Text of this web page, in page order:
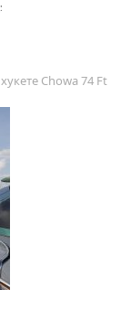
Chowa 74 Ft